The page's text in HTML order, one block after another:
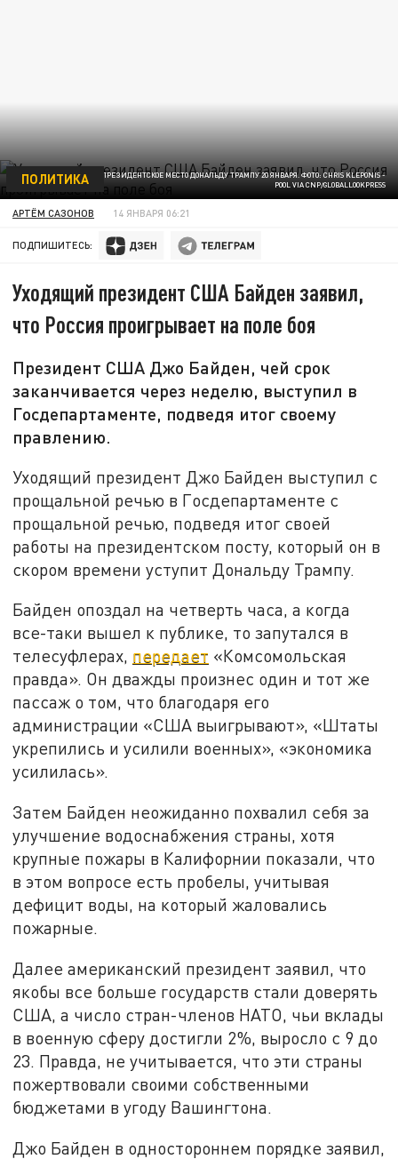
ДЖО БАЙДЕН УСТУПИТ ПРЕЗИДЕНТСКОЕ МЕСТО ДОНАЛЬДУ ТРАМПУ 20 ЯНВАРЯ. ФОТО: CHRIS KLEPONIS -
POOL VIA CNP/GLOBALLOOKPRESS
ПОЛИТИКА
АРТЁМ САЗОНОВ 14 ЯНВАРЯ 06:21
ПОДПИШИТЕСЬ:
Уходящий президент США Байден заявил,
что Россия проигрывает на поле боя
Президент США Джо Байден, чей срок
заканчивается через неделю, выступил в
Госдепартаменте, подведя итог своему
правлению.
Уходящий президент Джо Байден выступил с
прощальной речью в Госдепартаменте с
прощальной речью, подведя итог своей
работы на президентском посту, который он в
скором времени уступит Дональду Трампу.
Байден опоздал на четверть часа, а когда
все-таки вышел к публике, то запутался в
телесуфлерах, передает «Комсомольская
правда». Он дважды произнес один и тот же
пассаж о том, что благодаря его
администрации «США выигрывают», «Штаты
укрепились и усилили военных», «экономика
усилилась».
Затем Байден неожиданно похвалил себя за
улучшение водоснабжения страны, хотя
крупные пожары в Калифорнии показали, что
в этом вопросе есть пробелы, учитывая
дефицит воды, на который жаловались
пожарные.
Далее американский президент заявил, что
якобы все больше государств стали доверять
США, а число стран-членов НАТО, чьи вклады
в военную сферу достигли 2%, выросло с 9 до
23. Правда, не учитывается, что эти страны
пожертвовали своими собственными
бюджетами в угоду Вашингтона.
Джо Байден в одностороннем порядке заявил,